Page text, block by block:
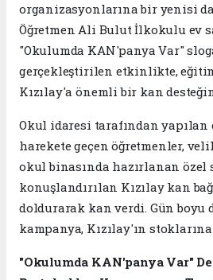
organizasyonlarına bir yenisi
Öğretmen Ali Bulut İlkokulu ev
"Okulumda KAN'panya Var"
gerçekleştirilen etkinlikte,
Kızılay'a önemli bir kan
Okul idaresi tarafından yapılan
harekete geçen öğretmenler,
okul binasında hazırlanan özel
konuşlandırılan Kızılay kan
doldurarak kan verdi. Gün boyu
kampanya, Kızılay'ın
"Okulumda KAN'panya Var"